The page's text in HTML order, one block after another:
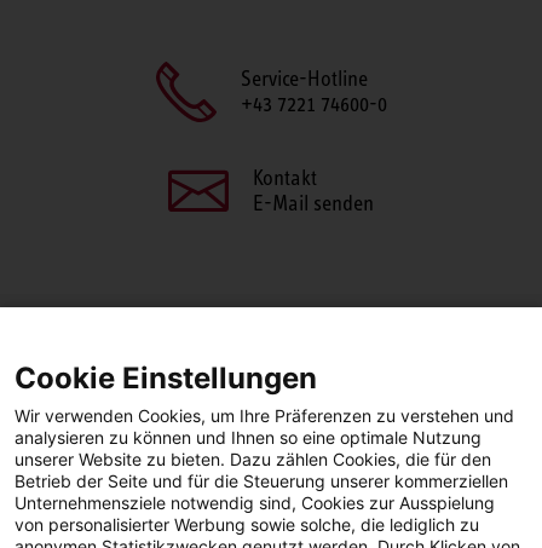
Service-Hotline
+43 7221 74600-0
Kontakt
E-Mail senden
FacebookLinkedIn
Facebook YouTube LinkedIn
Cookie Einstellungen
Wir verwenden Cookies, um Ihre Präferenzen zu verstehen und
analysieren zu können und Ihnen so eine optimale Nutzung
unserer Website zu bieten. Dazu zählen Cookies, die für den
Betrieb der Seite und für die Steuerung unserer kommerziellen
Unternehmensziele notwendig sind, Cookies zur Ausspielung
von personalisierter Werbung sowie solche, die lediglich zu